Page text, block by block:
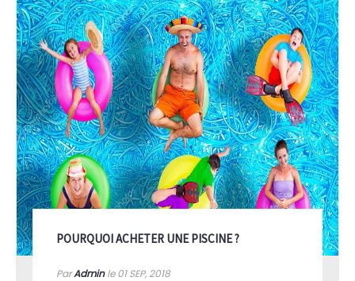
POURQUOI ACHETER UNE PISCINE ?
ParAdminle 01SEP, 2018